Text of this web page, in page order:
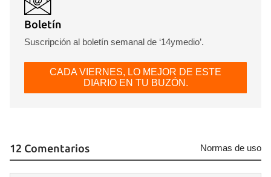
Boletín
Suscripción al boletín semanal de ‘14ymedio’.
CADA VIERNES, LO MEJOR DE ESTE
DIARIO EN TU BUZÓN.
12 Comentarios Normas de uso